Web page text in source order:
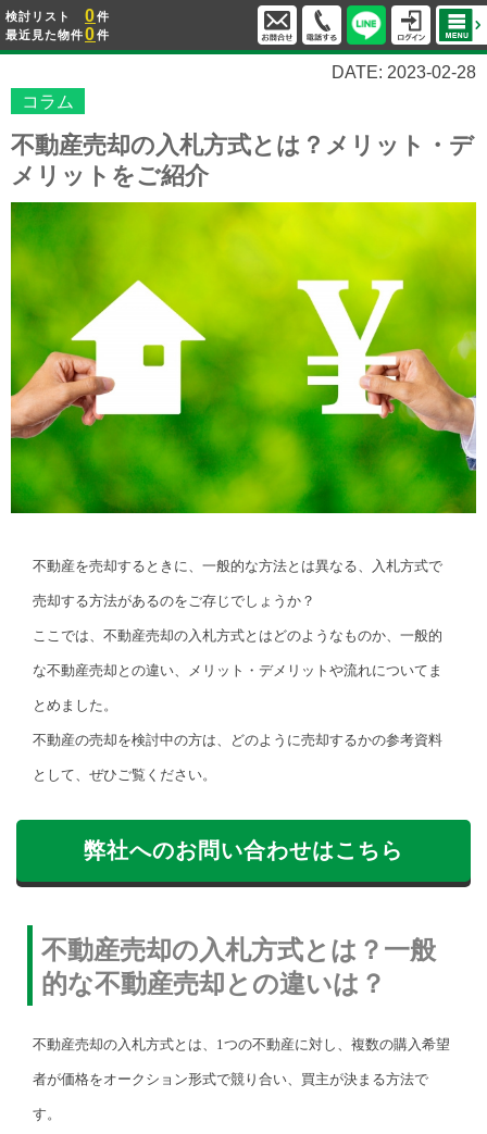
検討リスト 0件
最近見た物件0件
DATE: 2023-02-28
コラム
不動産売却の入札方式とは？メリット・デ
メリットをご紹介
不動産を売却するときに、一般的な方法とは異なる、入札方式で
売却する方法があるのをご存じでしょうか？
ここでは、不動産売却の入札方式とはどのようなものか、一般的
な不動産売却との違い、メリット・デメリットや流れについてま
とめました。
不動産の売却を検討中の方は、どのように売却するかの参考資料
として、ぜひご覧ください。
弊社へのお問い合わせはこちら
不動産売却の入札方式とは？一般
的な不動産売却との違いは？
不動産売却の入札方式とは、1つの不動産に対し、複数の購入希望
者が価格をオークション形式で競り合い、買主が決まる方法で
す。